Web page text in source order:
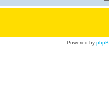
Powered by